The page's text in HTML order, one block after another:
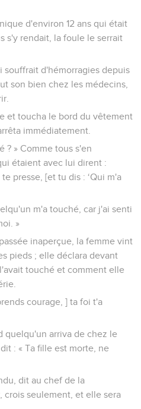
d'environ 12 ans qui était
s'y rendait, la foule le serrait
souffrait d'hémorragies depuis
son bien chez les médecins,
et toucha le bord du vêtement
immédiatement.
? » Comme tous s'en
étaient avec lui dirent :
presse, [et tu dis : ‘Qui m'a
m'a touché, car j'ai senti
»
inaperçue, la femme vint
pieds ; elle déclara devant
touché et comment elle
courage, ] ta foi t'a
quelqu'un arriva de chez le
: « Ta fille est morte, ne
dit au chef de la
crois seulement, et elle sera